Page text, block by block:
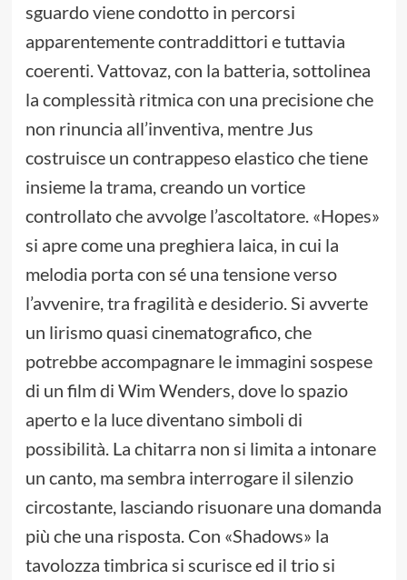
sguardo viene condotto in percorsi
apparentemente contraddittori e tuttavia
coerenti. Vattovaz, con la batteria, sottolinea
la complessità ritmica con una precisione che
non rinuncia all’inventiva, mentre Jus
costruisce un contrappeso elastico che tiene
insieme la trama, creando un vortice
controllato che avvolge l’ascoltatore. «Hopes»
si apre come una preghiera laica, in cui la
melodia porta con sé una tensione verso
l’avvenire, tra fragilità e desiderio. Si avverte
un lirismo quasi cinematografico, che
potrebbe accompagnare le immagini sospese
di un film di Wim Wenders, dove lo spazio
aperto e la luce diventano simboli di
possibilità. La chitarra non si limita a intonare
un canto, ma sembra interrogare il silenzio
circostante, lasciando risuonare una domanda
più che una risposta. Con «Shadows» la
tavolozza timbrica si scurisce ed il trio si